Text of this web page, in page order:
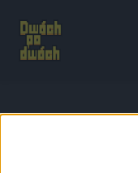
Brand Store